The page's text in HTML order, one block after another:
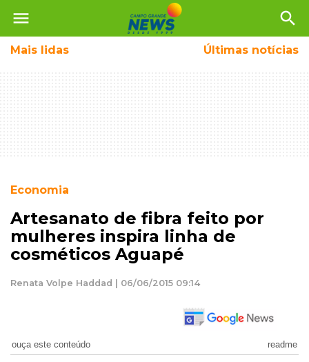
menu search
Mais lidas Últimas notícias
Economia
Artesanato de fibra feito por
mulheres inspira linha de
cosméticos Aguapé
Renata Volpe Haddad | 06/06/2015 09:14
ouça este conteúdo readme